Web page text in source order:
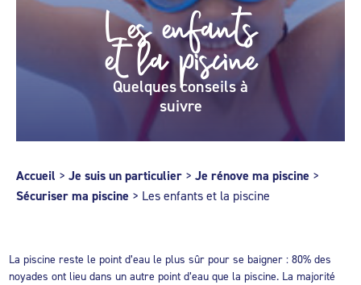
Les enfants
et la piscine
Quelques conseils à
suivre
Accueil > Je suis un particulier > Je rénove ma piscine >
Sécuriser ma piscine > Les enfants et la piscine
La piscine reste le point d’eau le plus sûr pour se baigner : 80% des
noyades ont lieu dans un autre point d’eau que la piscine. La majorité